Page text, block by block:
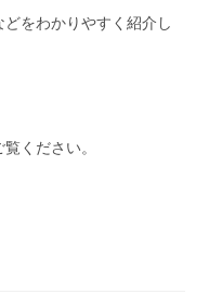
をわかりやすく紹介し
ください。